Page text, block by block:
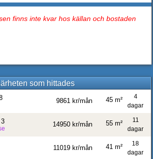
finns inte kvar hos källan och bostaden
som hittades
9861 kr/mån
4
dagar
45 m²
14950 kr/mån
11
dagar
55 m²
11019 kr/mån
18
dagar
41 m²